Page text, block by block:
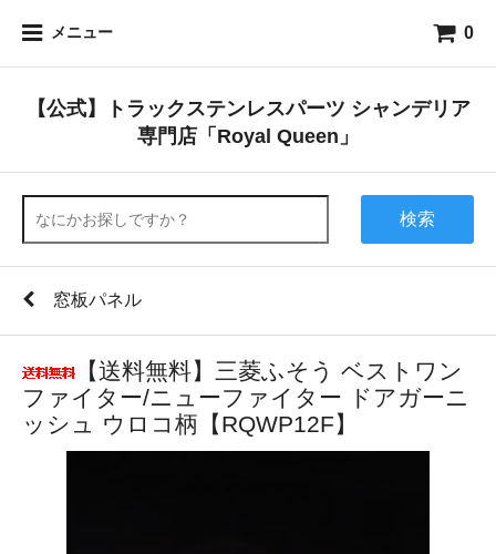
メニュー 0
【公式】トラックステンレスパーツ シャンデリア
専門店「Royal Queen」
検索
窓板パネル
【送料無料】三菱ふそう ベストワン
ファイター/ニューファイター ドアガーニ
ッシュ ウロコ柄【RQWP12F】